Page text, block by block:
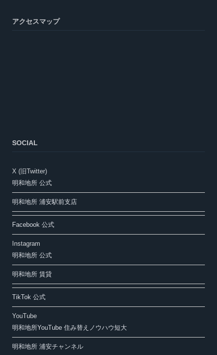
アクセスマップ
SOCIAL
X (旧Twitter)
明和地所 公式
明和地所 浦安駅前支店
Facebook 公式
Instagram
明和地所 公式
明和地所 賃貸
TikTok 公式
YouTube
明和地所YouTube 住み替えノウハウ短大
明和地所 浦安チャンネル